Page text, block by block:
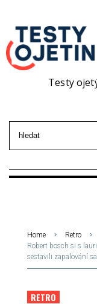
Testy
Home
Retro
Robert bosch si s
sestavili zapalování
RETRO